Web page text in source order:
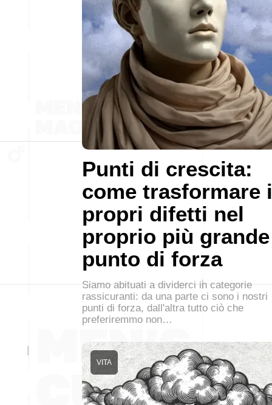
Punti di crescita:
come trasformare i
propri difetti nel
proprio più grande
punto di forza
Siamo abituati a dividerci in categorie
rassicuranti: da una parte ci sono i nostri
punti di forza, dall'altra tutto ciò che
preferiremmo non…
VITA